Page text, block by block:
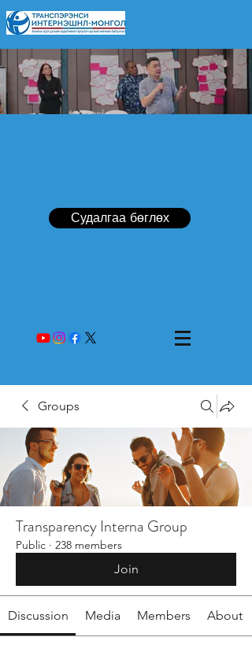
Судалгаа бөглөх
Groups
Transparency Interna Group
Public · 238 members
Join
Discussion Media Members About